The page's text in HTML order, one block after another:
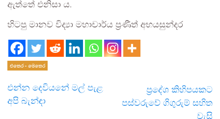
ඇත්තේ එනිසා ය.
හිටපු මානව විද්‍යා මහාචාර්ය ප්‍රණීත් අභයසුන්දර
එතෙර - මෙතෙර
එන්න දෙවියනේ මල් පැළ
අපි බැන්ඳා
ප්‍රදේශ කිහිපයකට
පස්වරුවේ ගිගුරුම් සහිත
වැසි